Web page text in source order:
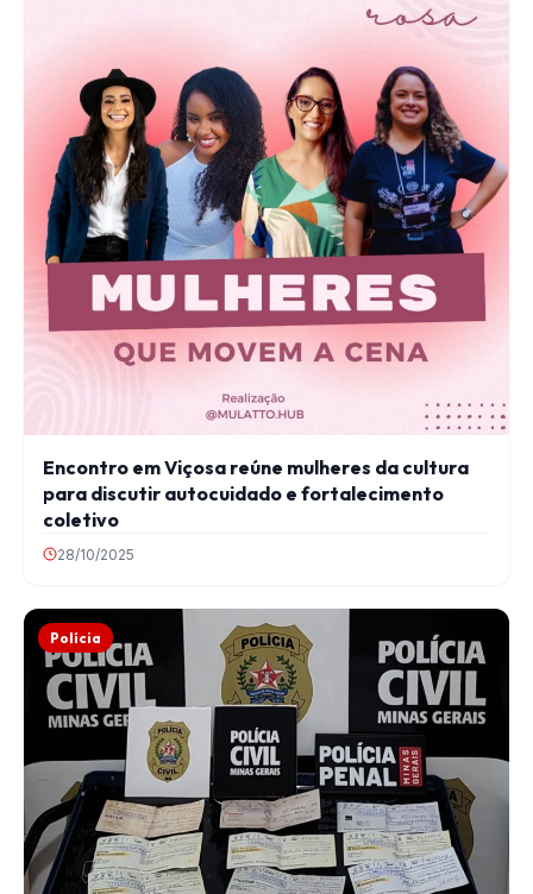
Encontro em Viçosa reúne mulheres da cultura
para discutir autocuidado e fortalecimento
coletivo
28/10/2025
Polícia